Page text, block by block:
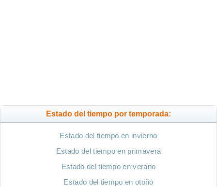
Estado del tiempo por temporada:
Estado del tiempo en invierno
Estado del tiempo en primavera
Estado del tiempo en verano
Estado del tiempo en otoño